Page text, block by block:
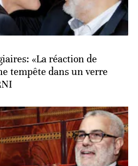
«La réaction de
tempête dans un verre